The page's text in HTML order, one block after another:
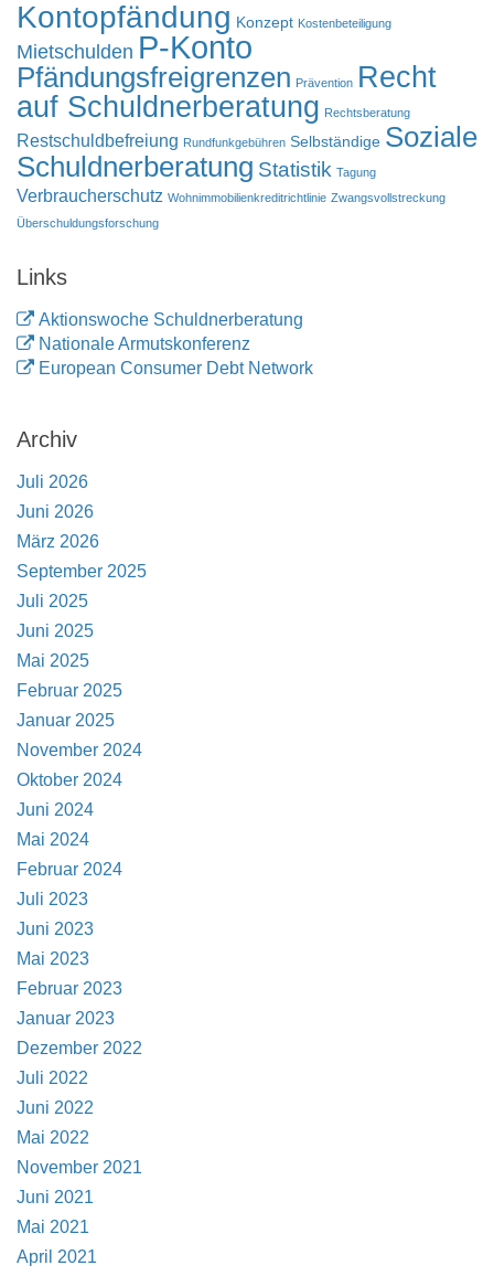
Kontopfändung Konzept Kostenbeteiligung
Mietschulden P-Konto
Pfändungsfreigrenzen Prävention Recht
auf Schuldnerberatung Rechtsberatung
Restschuldbefreiung Rundfunkgebühren Selbständige Soziale
Schuldnerberatung Statistik Tagung
Verbraucherschutz Wohnimmobilienkreditrichtlinie Zwangsvollstreckung
Überschuldungsforschung
Links
Aktionswoche Schuldnerberatung
Nationale Armutskonferenz
European Consumer Debt Network
Archiv
Juli 2026
Juni 2026
März 2026
September 2025
Juli 2025
Juni 2025
Mai 2025
Februar 2025
Januar 2025
November 2024
Oktober 2024
Juni 2024
Mai 2024
Februar 2024
Juli 2023
Juni 2023
Mai 2023
Februar 2023
Januar 2023
Dezember 2022
Juli 2022
Juni 2022
Mai 2022
November 2021
Juni 2021
Mai 2021
April 2021